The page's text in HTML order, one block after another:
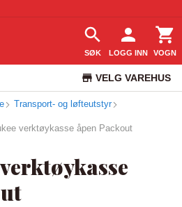
SØK LOGG INN VOGN
VELG VAREHUS
KUNDESERVICE
Transport- og løfteutstyr
verktøykasse åpen Packout